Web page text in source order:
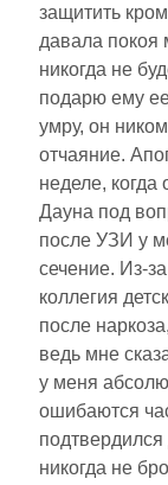
защитить
давала покоя
никогда не
подарю ему
умру, он
отчаяние.
неделе,
Дауна под
после УЗИ у
сечение. Из-
коллегия
после
ведь мне
у меня
ошибаются
подтвердился
никогда не